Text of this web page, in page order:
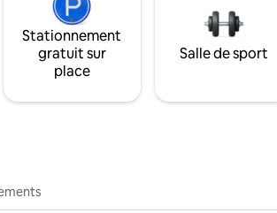
Stationnement
gratuit sur
place
Salle de sport